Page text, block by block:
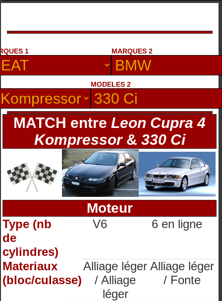
1 MARQUES 2
MODELES 2
MATCH entreLeon Cupra 4
Kompressor& 330 Ci
Moteur
Type (nb
de
cylindres)
V6 6 en ligne
Materiaux
(bloc/culasse)
Alliage léger
/ Alliage
léger
Alliage léger
/ Fonte